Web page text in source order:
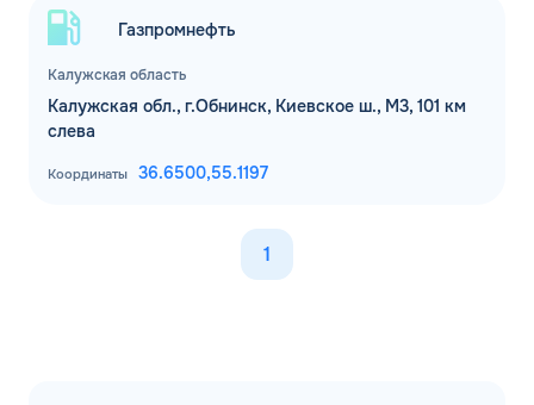
Калужская область
Газпромнефть
Калужская обл., г.Обнинск, Киевское ш., М3, 101 км
слева
Координаты 36.6500,55.1197
1